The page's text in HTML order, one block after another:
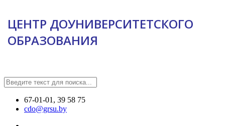
ЦЕНТР ДОУНИВЕРСИТЕТСКОГО
ОБРАЗОВАНИЯ
67-01-01, 39 58 75
cdo@grsu.by